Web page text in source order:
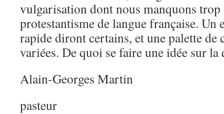
vulgarisation dont nous manquons trop
protestantisme de langue française. Un
rapide diront certains, et une palette de
variées. De quoi se faire une idée sur la
Alain-Georges Martin
pasteur